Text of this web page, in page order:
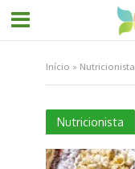
Início » Nutricionista
Nutricionista